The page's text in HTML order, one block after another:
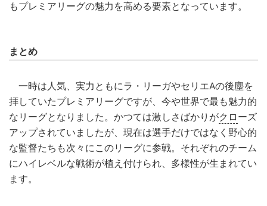
もプレミアリーグの魅力を高める要素となっています。
まとめ
一時は人気、実力ともにラ・リーガやセリエAの後塵を
拝していたプレミアリーグですが、今や世界で最も魅力的
なリーグとなりました。かつては激しさばかりがクロ ーズ
アップされていましたが、現在は選手だけではなく野心的
な監督たちも次々にこのリーグに参戦。それぞれのチーム
にハイレベルな戦術が植え付けられ、多様性が生まれてい
ます。